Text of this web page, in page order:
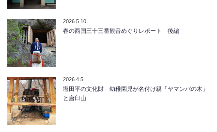
2026.5.10
春の西国三十三番観音めぐりレポート 後編
2026.4.5
塩田平の文化財 幼稚園児が名付け親「ヤマンバの木」
と唐臼山